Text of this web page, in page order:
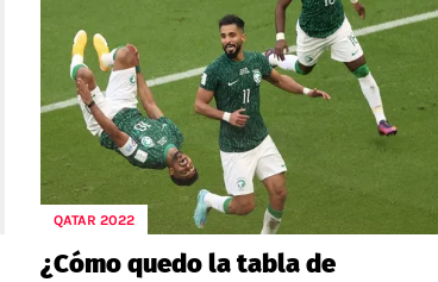
QATAR 2022
¿Cómo quedo la tabla de